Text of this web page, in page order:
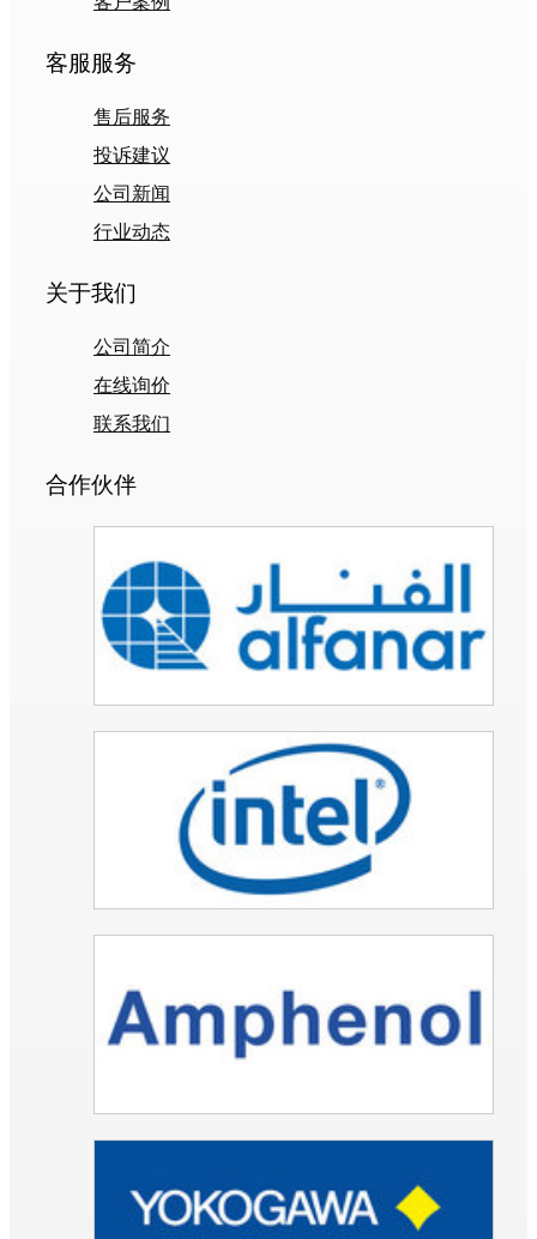
客服服务
售后服务
投诉建议
公司新闻
行业动态
关于我们
公司简介
在线询价
联系我们
合作伙伴